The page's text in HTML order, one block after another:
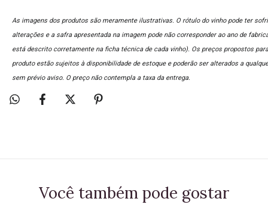
As imagens dos produtos são meramente ilustrativas. O rótulo do vinho pode ter
alterações e a safra apresentada na imagem pode não corresponder ao ano de
está descrito corretamente na ficha técnica de cada vinho). Os preços propostos
produto estão sujeitos à disponibilidade de estoque e poderão ser alterados a
sem prévio aviso. O preço não contempla a taxa da entrega.
Você também pode gostar